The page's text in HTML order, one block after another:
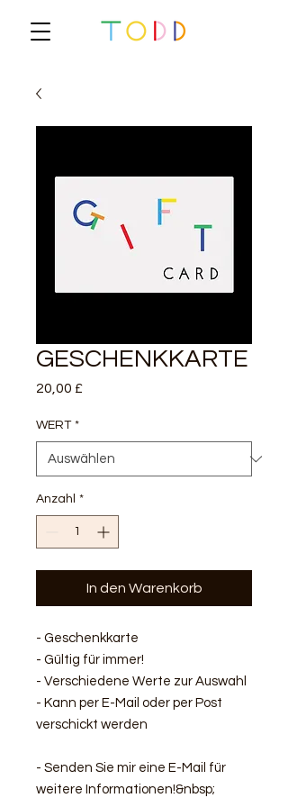
GESCHENKKARTE
20,00 £Preis
WERT *
Anzahl *
In den Warenkorb
- Geschenkkarte
- Gültig für immer!
- Verschiedene Werte zur Auswahl
- Kann per E-Mail oder per Post
verschickt werden
- Senden Sie mir eine E-Mail für
weitere Informationen!&nbsp;